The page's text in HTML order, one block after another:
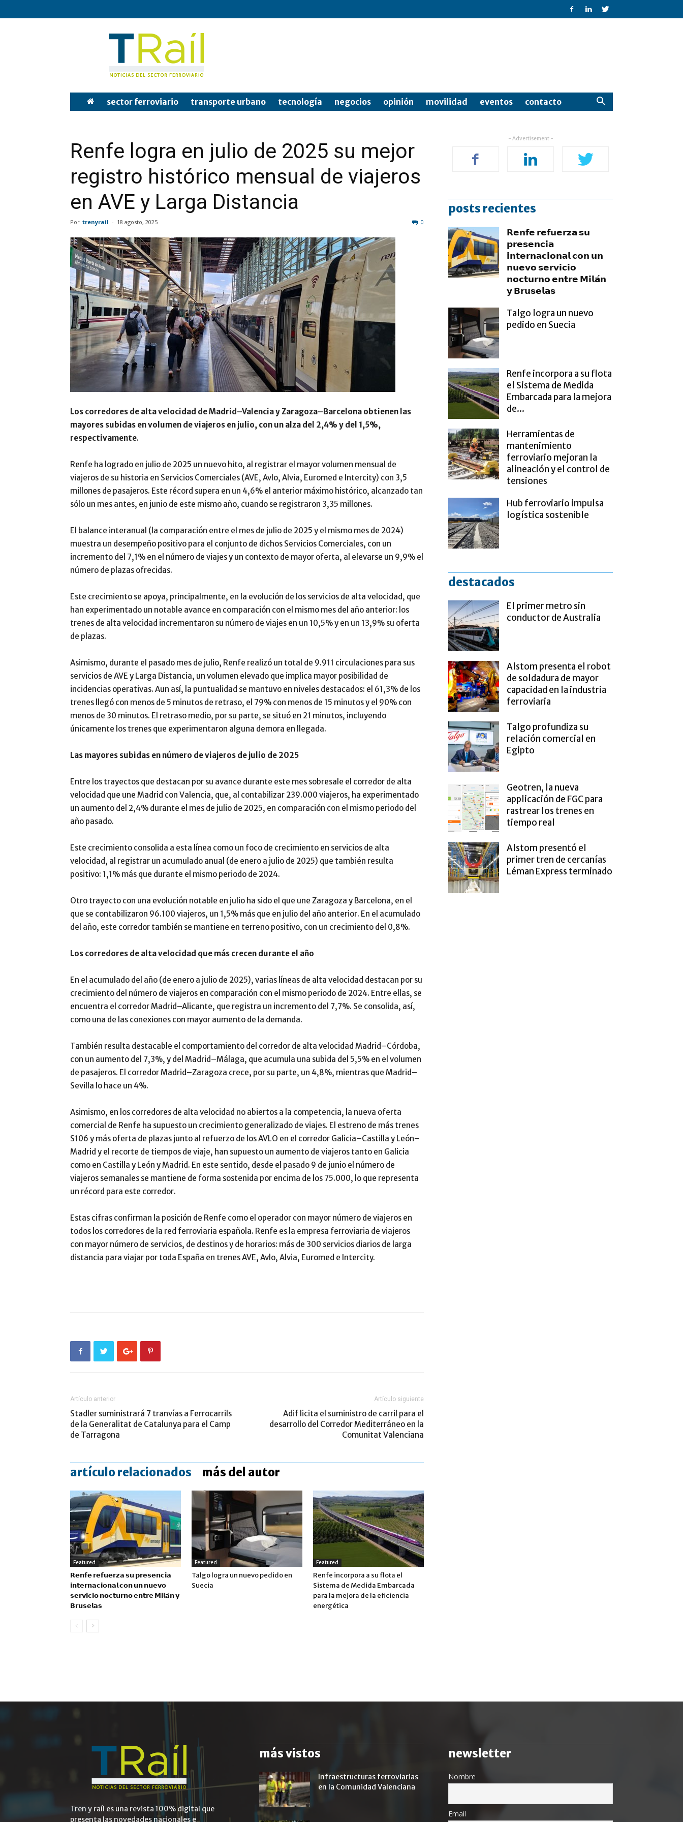
Tren
sector ferroviario transporte urbano tecnología negocios opinión movilidad eventos contacto
Renfe logra en julio de 2025 su mejor
registro histórico mensual de viajeros
en AVE y Larga Distancia
Por trenyrail - 18 agosto, 2025 0
Los corredores de alta velocidad de Madrid–Valencia y Zaragoza–Barcelona obtienen las
mayores subidas en volumen de viajeros en julio, con un alza del 2,4% y del 1,5%,
respectivamente.
Renfe ha logrado en julio de 2025 un nuevo hito, al registrar el mayor volumen mensual de
viajeros de su historia en Servicios Comerciales (AVE, Avlo, Alvia, Euromed e Intercity) con 3,5
millones de pasajeros. Este récord supera en un 4,6% el anterior máximo histórico, alcanzado tan
sólo un mes antes, en junio de este mismo año, cuando se registraron 3,35 millones.
El balance interanual (la comparación entre el mes de julio de 2025 y el mismo mes de 2024)
muestra un desempeño positivo para el conjunto de dichos Servicios Comerciales, con un
incremento del 7,1% en el número de viajes y un contexto de mayor oferta, al elevarse un 9,9% el
número de plazas ofrecidas.
Este crecimiento se apoya, principalmente, en la evolución de los servicios de alta velocidad, que
han experimentado un notable avance en comparación con el mismo mes del año anterior: los
trenes de alta velocidad incrementaron su número de viajes en un 10,5% y en un 13,9% su oferta
de plazas.
Asimismo, durante el pasado mes de julio, Renfe realizó un total de 9.911 circulaciones para sus
servicios de AVE y Larga Distancia, un volumen elevado que implica mayor posibilidad de
incidencias operativas. Aun así, la puntualidad se mantuvo en niveles destacados: el 61,3% de los
trenes llegó con menos de 5 minutos de retraso, el 79% con menos de 15 minutos y el 90% con
menos de 30 minutos. El retraso medio, por su parte, se situó en 21 minutos, incluyendo
únicamente los trenes que experimentaron alguna demora en llegada.
Las mayores subidas en número de viajeros de julio de 2025
Entre los trayectos que destacan por su avance durante este mes sobresale el corredor de alta
velocidad que une Madrid con Valencia, que, al contabilizar 239.000 viajeros, ha experimentado
un aumento del 2,4% durante el mes de julio de 2025, en comparación con el mismo periodo del
año pasado.
Este crecimiento consolida a esta línea como un foco de crecimiento en servicios de alta
velocidad, al registrar un acumulado anual (de enero a julio de 2025) que también resulta
positivo: 1,1% más que durante el mismo periodo de 2024.
Otro trayecto con una evolución notable en julio ha sido el que une Zaragoza y Barcelona, en el
que se contabilizaron 96.100 viajeros, un 1,5% más que en julio del año anterior. En el acumulado
del año, este corredor también se mantiene en terreno positivo, con un crecimiento del 0,8%.
Los corredores de alta velocidad que más crecen durante el año
En el acumulado del año (de enero a julio de 2025), varias líneas de alta velocidad destacan por su
crecimiento del número de viajeros en comparación con el mismo periodo de 2024. Entre ellas, se
encuentra el corredor Madrid–Alicante, que registra un incremento del 7,7%. Se consolida, así,
como una de las conexiones con mayor aumento de la demanda.
También resulta destacable el comportamiento del corredor de alta velocidad Madrid–Córdoba,
con un aumento del 7,3%, y del Madrid–Málaga, que acumula una subida del 5,5% en el volumen
de pasajeros. El corredor Madrid–Zaragoza crece, por su parte, un 4,8%, mientras que Madrid–
Sevilla lo hace un 4%.
Asimismo, en los corredores de alta velocidad no abiertos a la competencia, la nueva oferta
comercial de Renfe ha supuesto un crecimiento generalizado de viajes. El estreno de más trenes
S106 y más oferta de plazas junto al refuerzo de los AVLO en el corredor Galicia–Castilla y León–
Madrid y el recorte de tiempos de viaje, han supuesto un aumento de viajeros tanto en Galicia
como en Castilla y León y Madrid. En este sentido, desde el pasado 9 de junio el número de
viajeros semanales se mantiene de forma sostenida por encima de los 75.000, lo que representa
un récord para este corredor.
Estas cifras confirman la posición de Renfe como el operador con mayor número de viajeros en
todos los corredores de la red ferroviaria española. Renfe es la empresa ferroviaria de viajeros
con mayor número de servicios, de destinos y de horarios: más de 300 servicios diarios de larga
distancia para viajar por toda España en trenes AVE, Avlo, Alvia, Euromed e Intercity.
Artículo anterior
Stadler suministrará 7 tranvías a Ferrocarrils
de la Generalitat de Catalunya para el Camp
de Tarragona
Artículo siguiente
Adif licita el suministro de carril para el
desarrollo del Corredor Mediterráneo en la
Comunitat Valenciana
artículo relacionados más del autor
Featured
𝗥𝗲𝗻𝗳𝗲 𝗿𝗲𝗳𝘂𝗲𝗿𝘇𝗮 𝘀𝘂 𝗽𝗿𝗲𝘀𝗲𝗻𝗰𝗶𝗮
𝗶𝗻𝘁𝗲𝗿𝗻𝗮𝗰𝗶𝗼𝗻𝗮𝗹 𝗰𝗼𝗻 𝘂𝗻 𝗻𝘂𝗲𝘃𝗼
𝘀𝗲𝗿𝘃𝗶𝗰𝗶𝗼 𝗻𝗼𝗰𝘁𝘂𝗿𝗻𝗼 𝗲𝗻𝘁𝗿𝗲 𝗠𝗶𝗹𝗮́𝗻 𝘆
𝗕𝗿𝘂𝘀𝗲𝗹𝗮𝘀
Featured
Talgo logra un nuevo pedido en
Suecia
Featured
Renfe incorpora a su flota el
Sistema de Medida Embarcada
para la mejora de la eficiencia
energética
- Advertisement -
posts recientes
𝗥𝗲𝗻𝗳𝗲 𝗿𝗲𝗳𝘂𝗲𝗿𝘇𝗮 𝘀𝘂
𝗽𝗿𝗲𝘀𝗲𝗻𝗰𝗶𝗮
𝗶𝗻𝘁𝗲𝗿𝗻𝗮𝗰𝗶𝗼𝗻𝗮𝗹 𝗰𝗼𝗻 𝘂𝗻
𝗻𝘂𝗲𝘃𝗼 𝘀𝗲𝗿𝘃𝗶𝗰𝗶𝗼
𝗻𝗼𝗰𝘁𝘂𝗿𝗻𝗼 𝗲𝗻𝘁𝗿𝗲 𝗠𝗶𝗹𝗮́𝗻
𝘆 𝗕𝗿𝘂𝘀𝗲𝗹𝗮𝘀
Talgo logra un nuevo
pedido en Suecia
Renfe incorpora a su flota
el Sistema de Medida
Embarcada para la mejora
de...
Herramientas de
mantenimiento
ferroviario mejoran la
alineación y el control de
tensiones
Hub ferroviario impulsa
logística sostenible
destacados
El primer metro sin
conductor de Australia
Alstom presenta el robot
de soldadura de mayor
capacidad en la industria
ferroviaria
Talgo profundiza su
relación comercial en
Egipto
Geotren, la nueva
applicación de FGC para
rastrear los trenes en
tiempo real
Alstom presentó el
primer tren de cercanías
Léman Express terminado
Tren y raíl es una revista 100% digital que
presenta las novedades nacionales e
más vistos
Infraestructuras ferroviarias
en la Comunidad Valenciana
newsletter
Nombre
Email